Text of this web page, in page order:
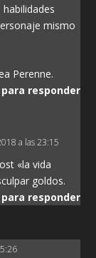
mismo
Perenne.
responder
a las 23:15
«la vida
goldos.
responder